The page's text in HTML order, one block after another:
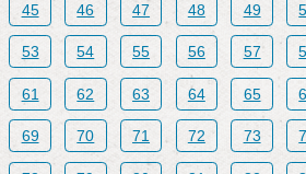
45 46 47 48 49
53 54 55 56 57
61 62 63 64 65
69 70 71 72 73